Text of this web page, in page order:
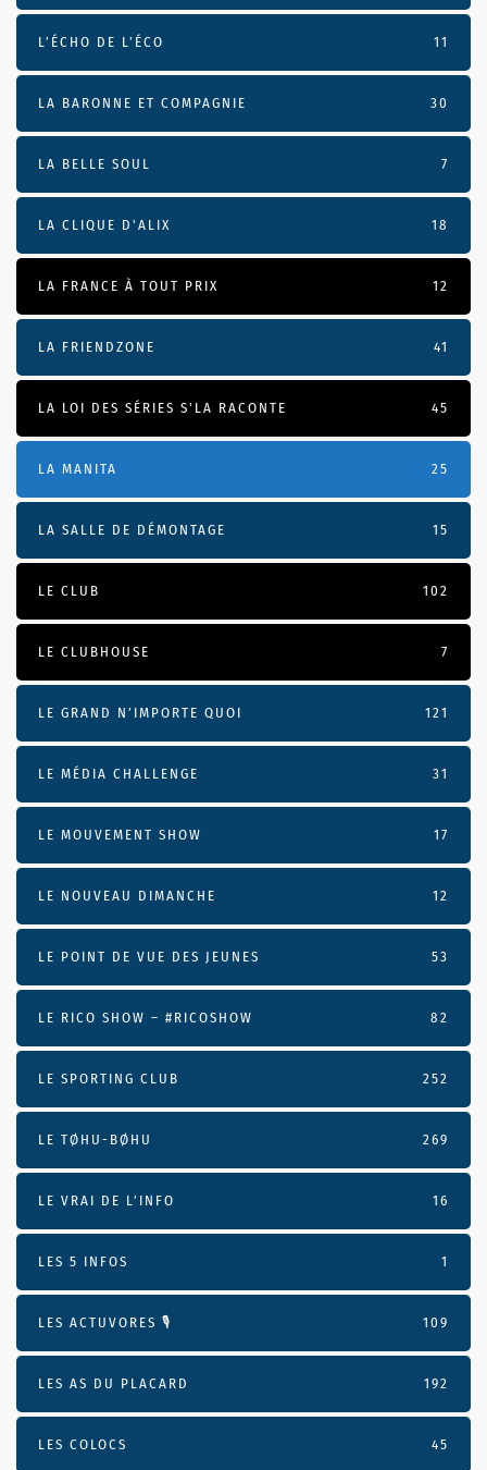
L’ÉCHO DE L’ÉCO 11
LA BARONNE ET COMPAGNIE 30
LA BELLE SOUL 7
LA CLIQUE D'ALIX 18
LA FRANCE À TOUT PRIX 12
LA FRIENDZONE 41
LA LOI DES SÉRIES S'LA RACONTE 45
LA MANITA 25
LA SALLE DE DÉMONTAGE 15
LE CLUB 102
LE CLUBHOUSE 7
LE GRAND N’IMPORTE QUOI 121
LE MÉDIA CHALLENGE 31
LE MOUVEMENT SHOW 17
LE NOUVEAU DIMANCHE 12
LE POINT DE VUE DES JEUNES 53
LE RICO SHOW – #RICOSHOW 82
LE SPORTING CLUB 252
LE TØHU-BØHU 269
LE VRAI DE L’INFO 16
LES 5 INFOS 1
LES ACTUVORES 🎙 109
LES AS DU PLACARD 192
LES COLOCS 45